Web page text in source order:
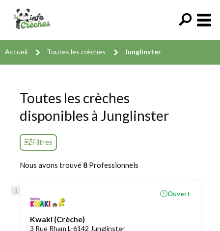
Accueil Toutes les crèches Junglinster
Toutes les crèches
disponibles à Junglinster
Filtres
Nous avons trouvé 8 Professionnels
Kwaki (Crèche)
3 Rue Rham L-6142 Junglinster
Ouvert